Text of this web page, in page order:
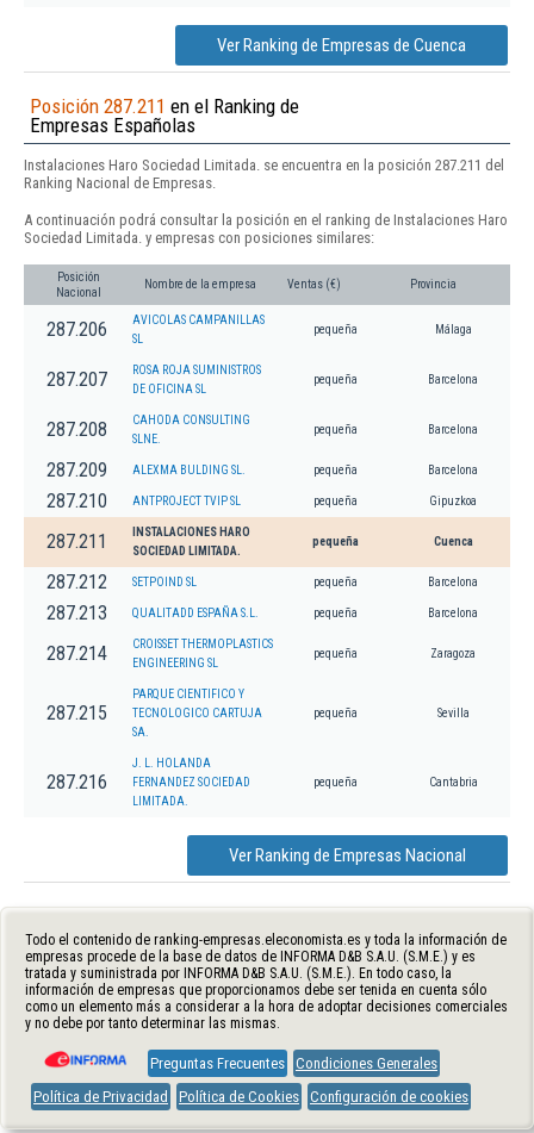
Ver Ranking de Empresas de Cuenca
Posición 287.211 en el Ranking de
Empresas Españolas
Instalaciones Haro Sociedad Limitada. se encuentra en la posición 287.211 del
Ranking Nacional de Empresas.
A continuación podrá consultar la posición en el ranking de Instalaciones Haro
Sociedad Limitada. y empresas con posiciones similares:
Posición
Nacional
Nombre de la empresa Ventas (€) Provincia
287.206
AVICOLAS CAMPANILLAS
SL
pequeña Málaga
287.207
ROSA ROJA SUMINISTROS
DE OFICINA SL
pequeña Barcelona
287.208
CAHODA CONSULTING
SLNE.
pequeña Barcelona
287.209 ALEXMA BULDING SL. pequeña Barcelona
287.210 ANTPROJECT TVIP SL pequeña Gipuzkoa
287.211
INSTALACIONES HARO
SOCIEDAD LIMITADA.
pequeña Cuenca
287.212 SETPOIND SL pequeña Barcelona
287.213 QUALITADD ESPAÑA S.L. pequeña Barcelona
287.214
CROISSET THERMOPLASTICS
ENGINEERING SL
pequeña Zaragoza
287.215
PARQUE CIENTIFICO Y
TECNOLOGICO CARTUJA
SA.
pequeña Sevilla
287.216
J. L. HOLANDA
FERNANDEZ SOCIEDAD
LIMITADA.
pequeña Cantabria
Ver Ranking de Empresas Nacional
Todo el contenido de ranking-empresas.eleconomista.es y toda la información de
empresas procede de la base de datos de INFORMA D&B S.A.U. (S.M.E.) y es
tratada y suministrada por INFORMA D&B S.A.U. (S.M.E.). En todo caso, la
información de empresas que proporcionamos debe ser tenida en cuenta sólo
como un elemento más a considerar a la hora de adoptar decisiones comerciales
y no debe por tanto determinar las mismas.
Preguntas Frecuentes Condiciones Generales
Política de Privacidad
Política de Cookies Configuración de cookies